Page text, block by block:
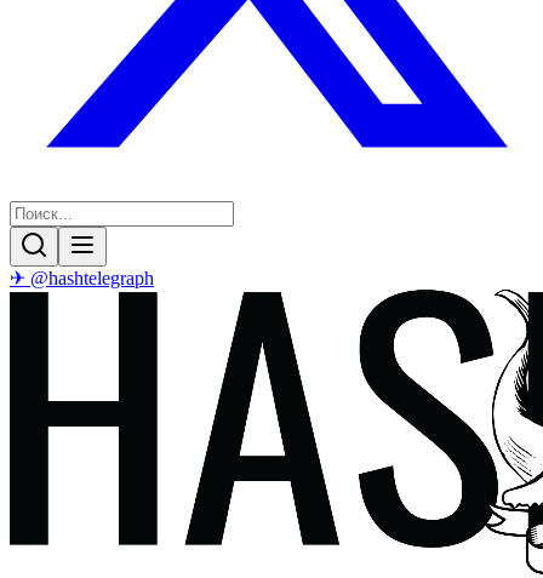
✈ @hashtelegraph